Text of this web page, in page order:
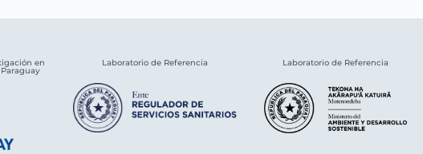
en
Laboratorio de Referencia Laboratorio de Referencia